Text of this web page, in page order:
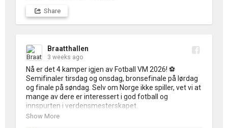
Share
Braatthallen
3 weeks ago
Nå er det 4 kamper igjen av Fotball VM 2026! ⚽️
Semifinaler tirsdag og onsdag, bronsefinale på lørdag
og finale på søndag. Selv om Norge ikke spiller, vet vi at
mange av dere er interessert i god fotball og
innspurten i verdensmesterskapet.
Show More